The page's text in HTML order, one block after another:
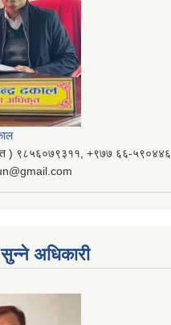
) ९८५६०७९३११, ‌‍‍+९७७ ६६-५९०४४६
अधिकारी